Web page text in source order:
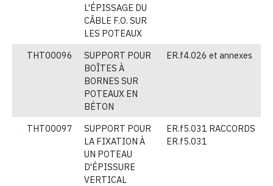
L'ÉPISSAGE DU
CÂBLE F.O. SUR
LES POTEAUX
THT00096
SUPPORT POUR
BOÎTES À
BORNES SUR
POTEAUX EN
BÉTON
ER.f4.026 et annexes
THT00097
SUPPORT POUR
LA FIXATION À
UN POTEAU
D'ÉPISSURE
VERTICAL
ER.f5.031 RACCORDS
ER.f5.031